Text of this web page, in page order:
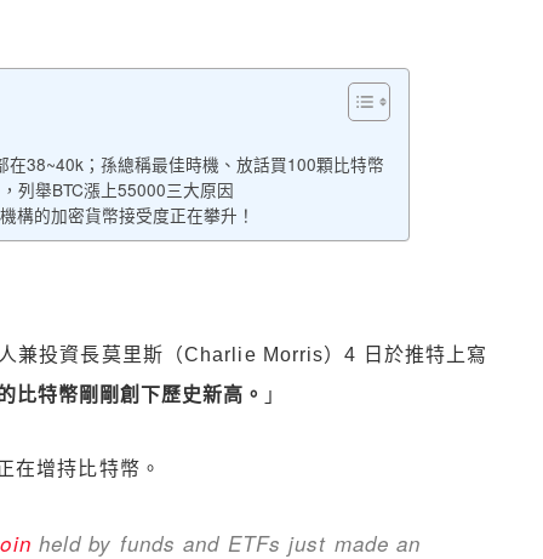
38~40k；孫總稱最佳時機、放話買100顆比特幣
列舉BTC漲上55000三大原因
構的加密貨幣接受度正在攀升！
兼投資長莫里斯（Charlie Morris）4 日於推特上寫
比特幣剛剛創下歷史新高。 」
在增持比特幣。
held by funds and ETFs just made an